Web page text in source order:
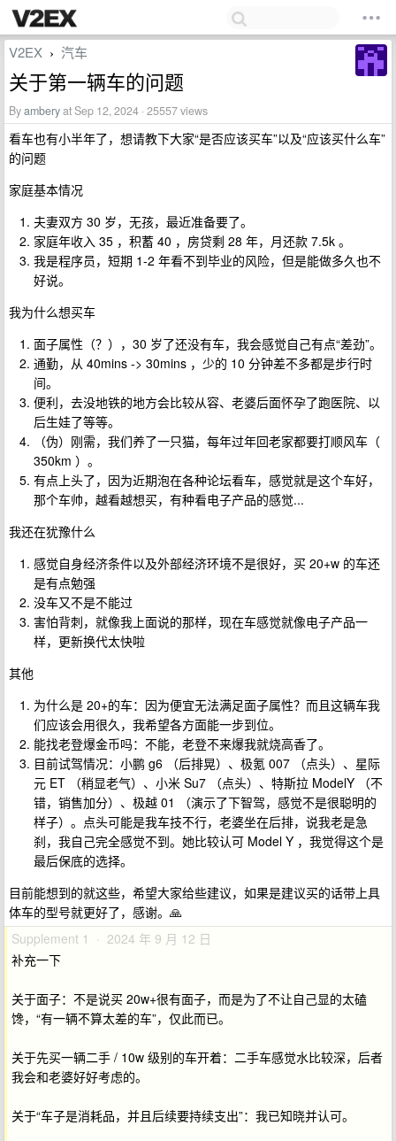
V2EX › 汽车
关于第一辆车的问题
Byamberyat Sep 12, 2024 · 25557 views
看车也有小半年了，想请教下大家“是否应该买车”以及“应该买什么车”
的问题
家庭基本情况
夫妻双方 30 岁，无孩，最近准备要了。
家庭年收入 35 ，积蓄 40 ，房贷剩 28 年，月还款 7.5k 。
我是程序员，短期 1-2 年看不到毕业的风险，但是能做多久也不
好说。
我为什么想买车
面子属性（？），30 岁了还没有车，我会感觉自己有点“差劲”。
通勤，从 40mins -> 30mins ，少的 10 分钟差不多都是步行时
间。
便利，去没地铁的地方会比较从容、老婆后面怀孕了跑医院、以
后生娃了等等。
（伪）刚需，我们养了一只猫，每年过年回老家都要打顺风车（
350km ）。
有点上头了，因为近期泡在各种论坛看车，感觉就是这个车好，
那个车帅，越看越想买，有种看电子产品的感觉...
我还在犹豫什么
感觉自身经济条件以及外部经济环境不是很好，买 20+w 的车还
是有点勉强
没车又不是不能过
害怕背刺，就像我上面说的那样，现在车感觉就像电子产品一
样，更新换代太快啦
其他
为什么是 20+的车：因为便宜无法满足面子属性？而且这辆车我
们应该会用很久，我希望各方面能一步到位。
能找老登爆金币吗：不能，老登不来爆我就烧高香了。
目前试驾情况：小鹏 g6 （后排晃）、极氪 007 （点头）、星际
元 ET （稍显老气）、小米 Su7 （点头）、特斯拉 ModelY （不
错，销售加分）、极越 01 （演示了下智驾，感觉不是很聪明的
样子）。点头可能是我车技不行，老婆坐在后排，说我老是急
刹，我自己完全感觉不到。她比较认可 Model Y ，我觉得这个是
最后保底的选择。
目前能想到的就这些，希望大家给些建议，如果是建议买的话带上具
体车的型号就更好了，感谢。🙏
Supplement 1 · 2024 年 9 月 12 日
补充一下
关于面子：不是说买 20w+很有面子，而是为了不让自己显的太磕
馋，“有一辆不算太差的车”，仅此而已。
关于先买一辆二手 / 10w 级别的车开着：二手车感觉水比较深，后者
我会和老婆好好考虑的。
关于“车子是消耗品，并且后续要持续支出”：我已知晓并认可。